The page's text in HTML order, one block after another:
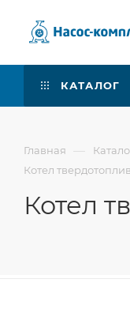
КАТАЛОГ
Главная —
Котел
Котел